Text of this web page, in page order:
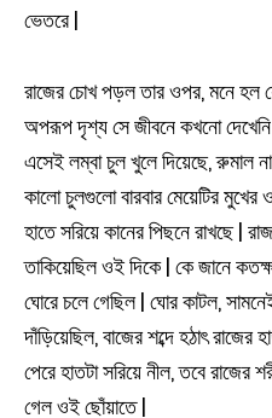
ভেতরে |
রাজের চোখ পড়ল তার ওপর, মনে হল
অপরূপ দৃশ্য সে জীবনে কখনো দেখেনি
এসেই লম্বা চুল খুলে দিয়েছে, রুমাল
কালো চুলগুলো বারবার মেয়েটির
হাতে সরিয়ে কানের পিছনে রাখছে |
তাকিয়েছিল ওই দিকে | কে জানে
ঘোরে চলে গেছিল | ঘোর কাটল,
দাঁড়িয়েছিল, বাজের শব্দে হঠাৎ
পেরে হাতটা সরিয়ে নীল, তবে রাজের
গেল ওই ছোঁয়াতে |